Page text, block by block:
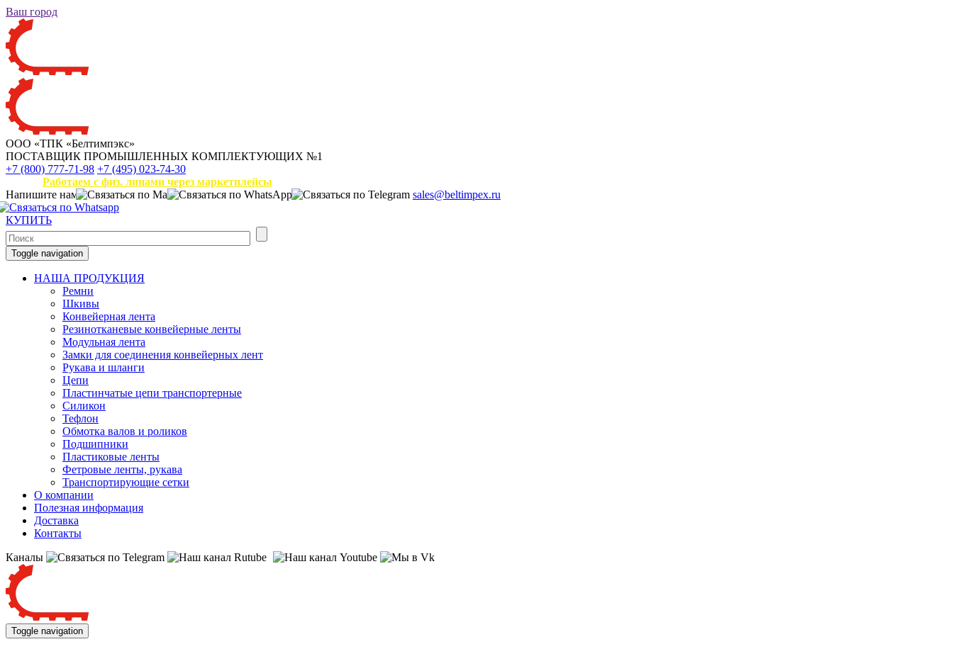
Ваш город
ООО «ТПК «Белтимпэкс»
ПОСТАВЩИК ПРОМЫШЛЕННЫХ КОМПЛЕКТУЮЩИХ №1
+7 (800) 777-71-98 +7 (495) 023-74-30
Работаем с физ. лицами через маркетплейсы
Напишите нам
sales@beltimpex.ru
КУПИТЬ
Toggle navigation
НАША ПРОДУКЦИЯ
Ремни
Шкивы
Конвейерная лента
Резинотканевые конвейерные ленты
Модульная лента
Замки для соединения конвейерных лент
Рукава и шланги
Цепи
Пластинчатые цепи транспортерные
Силикон
Тефлон
Обмотка валов и роликов
Подшипники
Пластиковые ленты
Фетровые ленты, рукава
Транспортирующие сетки
О компании
Полезная информация
Доставка
Контакты
Каналы
Toggle navigation